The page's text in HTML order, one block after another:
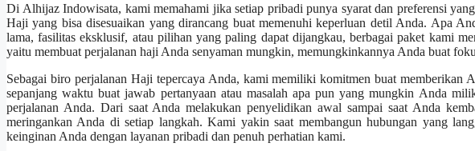
Di Alhijaz Indowisata, kami memahami jika setiap pribadi punya syarat dan preferensi
Haji yang bisa disesuaikan yang dirancang buat memenuhi keperluan detil Anda. Apa
lama, fasilitas eksklusif, atau pilihan yang paling dapat dijangkau, berbagai paket kami
yaitu membuat perjalanan haji Anda senyaman mungkin, memungkinkannya Anda buat
Sebagai biro perjalanan Haji tepercaya Anda, kami memiliki komitmen buat memberikan
sepanjang waktu buat jawab pertanyaan atau masalah apa pun yang mungkin Anda
perjalanan Anda. Dari saat Anda melakukan penyelidikan awal sampai saat Anda
meringankan Anda di setiap langkah. Kami yakin saat membangun hubungan yang
keinginan Anda dengan layanan pribadi dan penuh perhatian kami.